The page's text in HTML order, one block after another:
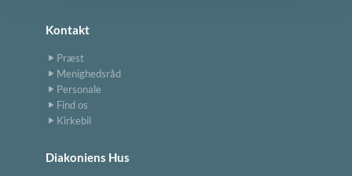
Kontakt
Præst
Menighedsråd
Personale
Find os
Kirkebil
Diakoniens Hus